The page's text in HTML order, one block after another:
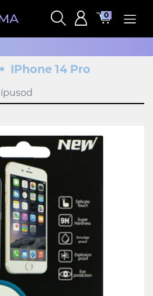
0
IPhone 14 Pro